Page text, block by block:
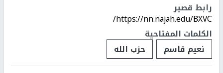
رابط قصير
https://nn.najah.edu/BXVC/
الكلمات المفتاحية
نعيم قاسم
حزب الله